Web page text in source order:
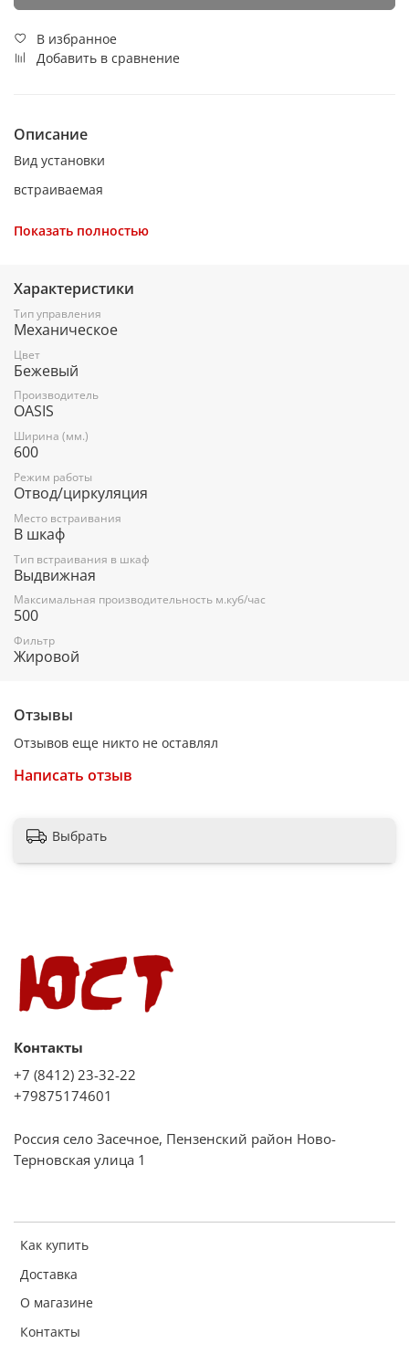
В избранное
Добавить в сравнение
Описание
Вид установки
встраиваемая
бежевый
Ширина, мм
600
Производительность, м³/ч
Освещение
Стандартная лампа
Номинальная мощность, Вт
250
Переключатель
тумблер
2 Алюминиевых
Нет
Вес нетто, кг
7
42
Показать полностью
Характеристики
Тип управления
Механическое
Цвет
Бежевый
Производитель
OASIS
Ширина (мм.)
600
Режим работы
Отвод/циркуляция
Место встраивания
В шкаф
Тип встраивания в шкаф
Выдвижная
Максимальная производительность м.куб/час
500
Фильтр
Жировой
Отзывы
Отзывов еще никто не оставлял
Написать отзыв
Выбрать
Как купить
Доставка
О магазине
Контакты
Контакты
+7 (8412) 23-32-22
+79875174601
Россия село Засечное, Пензенский район Ново-
Терновская улица 1